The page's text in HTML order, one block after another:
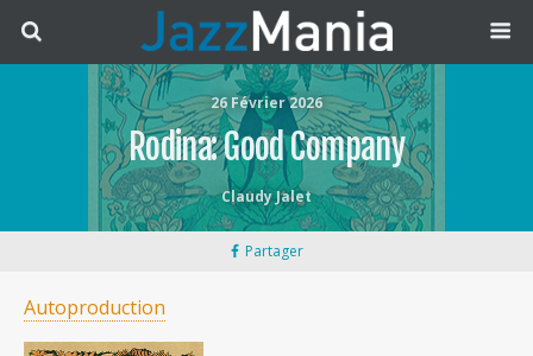
26 Février 2026
Rodina: Good Company
Claudy Jalet
Partager
Autoproduction